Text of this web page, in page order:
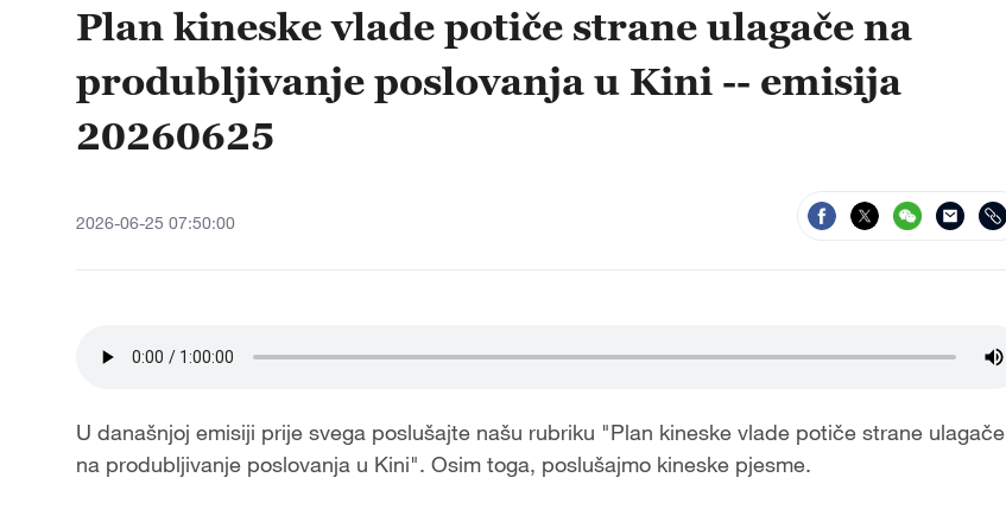
Plan kineske vlade potiče strane ulagače na
produbljivanje poslovanja u Kini -- emisija
20260625
2026-06-25 07:50:00
U današnjoj emisiji prije svega poslušajte našu rubriku "Plan kineske vlade potiče strane ulagače
na produbljivanje poslovanja u Kini". Osim toga, poslušajmo kineske pjesme.